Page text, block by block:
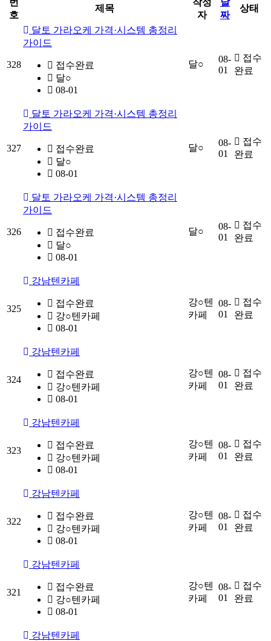
호
제목
자
짜
상태
328
달토 가라오케 가격·시스템 총정리
가이드
접수완료
달○
08-01
달○
08-
01
접수
완료
327
달토 가라오케 가격·시스템 총정리
가이드
접수완료
달○
08-01
달○
08-
01
접수
완료
326
달토 가라오케 가격·시스템 총정리
가이드
접수완료
달○
08-01
달○
08-
01
접수
완료
325
강남텐카페
접수완료
강○텐카페
08-01
강○텐
카페
08-
01
접수
완료
324
강남텐카페
접수완료
강○텐카페
08-01
강○텐
카페
08-
01
접수
완료
323
강남텐카페
접수완료
강○텐카페
08-01
강○텐
카페
08-
01
접수
완료
322
강남텐카페
접수완료
강○텐카페
08-01
강○텐
카페
08-
01
접수
완료
321
강남텐카페
접수완료
강○텐카페
08-01
강○텐
카페
08-
01
접수
완료
강남텐카페